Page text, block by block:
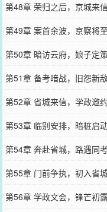
第48章 荣归之后，京城来
第49章 案首余波，京察将至
第50章 暗访云府，娘子定
第51章 备考暗战，旧怨新
第52章 省城来信，学政邀约
第53章 临别安排，暗桩启
第54章 奔赴省城，路遇同
第55章 门前争执，初入省
第56章 学政文会，锋芒初